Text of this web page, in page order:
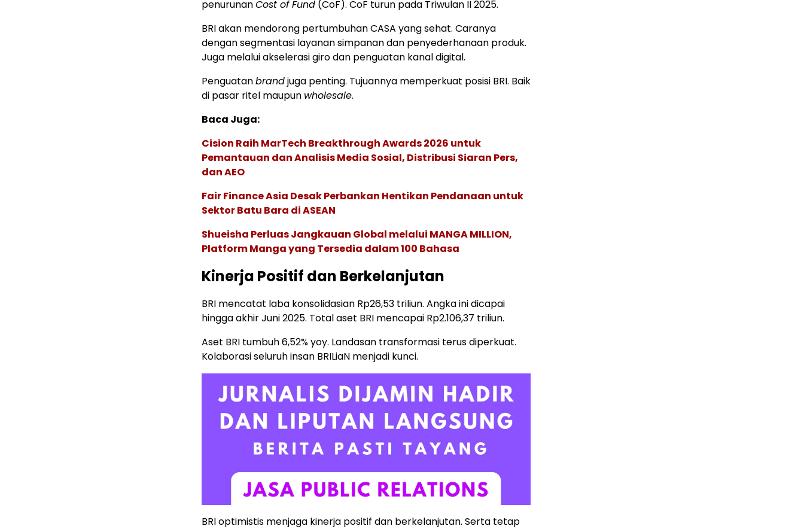
penurunanCost of Fund (CoF). CoF turun pada Triwulan II 2025.
BRI akan mendorong pertumbuhan CASA yang sehat. Caranya
dengan segmentasi layanan simpanan dan penyederhanaan produk.
Juga melalui akselerasi giro dan penguatan kanal digital.
Penguatanbrandjuga penting. Tujuannya memperkuat posisi BRI. Baik
di pasar ritel maupun wholesale.
Baca Juga:
Cision Raih MarTech Breakthrough Awards 2026 untuk
Pemantauan dan Analisis Media Sosial, Distribusi Siaran Pers,
dan AEO
Fair Finance Asia Desak Perbankan Hentikan Pendanaan untuk
Sektor Batu Bara di ASEAN
Shueisha Perluas Jangkauan Global melalui MANGA MILLION,
Platform Manga yang Tersedia dalam 100 Bahasa
Kinerja Positif dan Berkelanjutan
BRI mencatat laba konsolidasian Rp26,53 triliun. Angka ini dicapai
hingga akhir Juni 2025. Total aset BRI mencapai Rp2.106,37 triliun.
Aset BRI tumbuh 6,52% yoy. Landasan transformasi terus diperkuat.
Kolaborasi seluruh insan BRILiaN menjadi kunci.
BRI optimistis menjaga kinerja positif dan berkelanjutan. Serta tetap